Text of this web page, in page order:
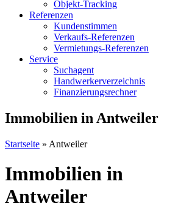
Objekt-Tracking
Referenzen
Kundenstimmen
Verkaufs-Referenzen
Vermietungs-Referenzen
Service
Suchagent
Handwerkerverzeichnis
Finanzierungsrechner
Immobilien in Antweiler
Startseite » Antweiler
Immobilien in
Antweiler